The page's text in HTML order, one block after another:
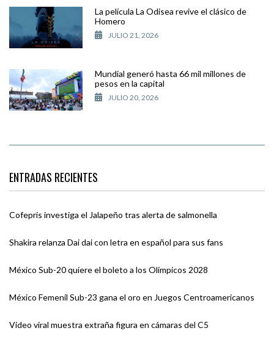
La película La Odisea revive el clásico de
Homero
JULIO 21, 2026
Mundial generó hasta 66 mil millones de
pesos en la capital
JULIO 20, 2026
ENTRADAS RECIENTES
Cofepris investiga el Jalapeño tras alerta de salmonella
Shakira relanza Dai dai con letra en español para sus fans
México Sub-20 quiere el boleto a los Olímpicos 2028
México Femenil Sub-23 gana el oro en Juegos Centroamericanos
Video viral muestra extraña figura en cámaras del C5